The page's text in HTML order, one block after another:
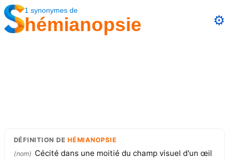
1 synonymes de
hémianopsie ⚙️
DÉFINITION DEHÉMIANOPSIE
(nom) Cécité dans une moitié du champ visuel d'un œil